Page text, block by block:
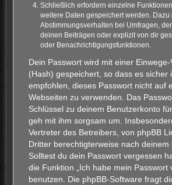
Schließlich erfordern einzelne
weitere Daten gespeichert werden. Dazu
Abstimmungsverhalten bei Umfragen,
deinen Beiträgen oder explizit von dir
oder Benachrichtigungsfunktionen.
Dein Passwort wird mit einer
(Hash) gespeichert, so dass es sicher
empfohlen, dieses Passwort nicht auf
Webseiten zu verwenden. Das
Schlüssel zu deinem Benutzerkonto
geh mit ihm sorgsam um.
Vertreter des Betreibers, von phpBB
Dritter berechtigterweise nach deinem
Solltest du dein Passwort vergessen
die Funktion „Ich habe mein Passwort
benutzen. Die phpBB-Software fragt